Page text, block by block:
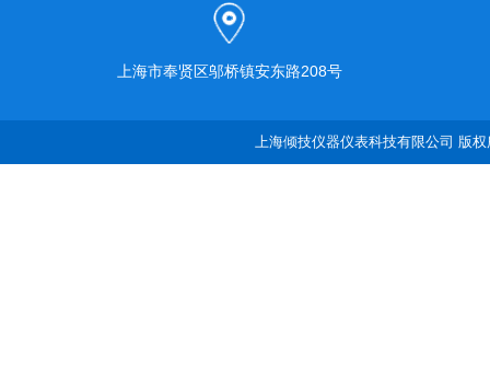
上海市奉贤区邬桥镇安东路208号
上海倾技仪器仪表科技有限公司 版